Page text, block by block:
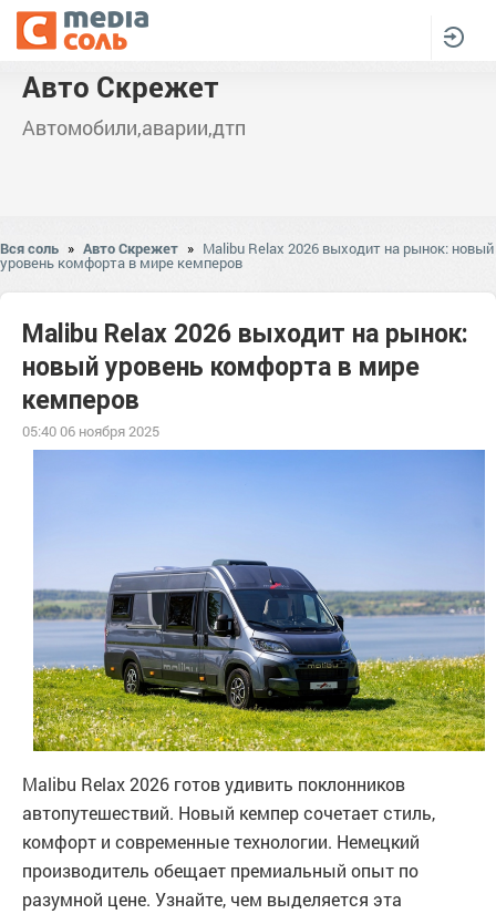
Авто Скрежет
Автомобили,аварии,дтп
Вся соль » Авто Скрежет » Malibu Relax 2026 выходит на рынок: новый
уровень комфорта в мире кемперов
Malibu Relax 2026 выходит на рынок:
новый уровень комфорта в мире
кемперов
05:40 06 ноября 2025
Malibu Relax 2026 готов удивить поклонников
автопутешествий. Новый кемпер сочетает стиль,
комфорт и современные технологии. Немецкий
производитель обещает премиальный опыт по
разумной цене. Узнайте, чем выделяется эта